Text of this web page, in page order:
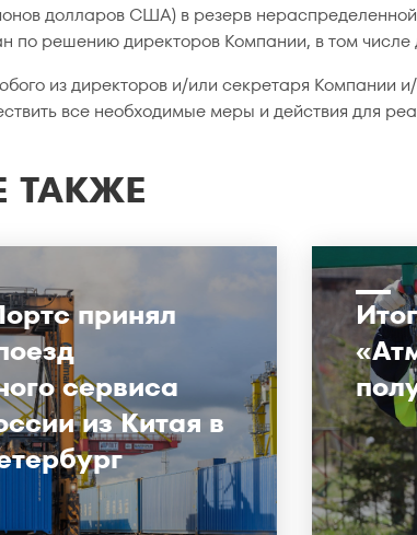
долларов США) в резерв
по решению директоров Компании, в том
из директоров и/или секретаря Компании
все необходимые меры и действия для
ТАКЖЕ
принял
сервиса
из Китая в